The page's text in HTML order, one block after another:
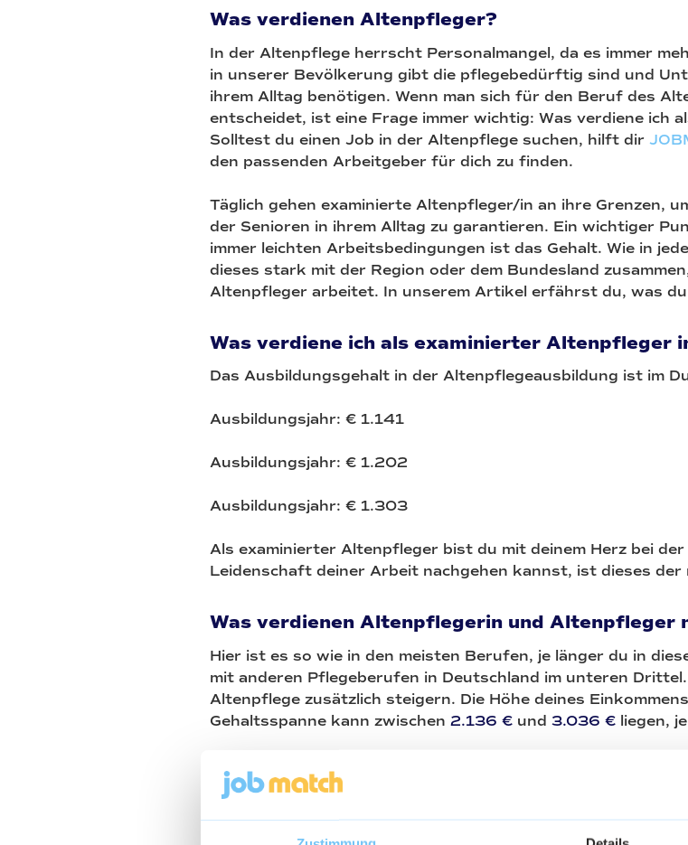
Was verdienen Altenpfleger?
In der Altenpflege herrscht Personalmangel, da es immer
in unserer Bevölkerung gibt die pflegebedürftig sind und
ihrem Alltag benötigen. Wenn man sich für den Beruf des
entscheidet, ist eine Frage immer wichtig: Was verdiene ich
Solltest du einen Job in der Altenpflege suchen, hilft dir
den passenden Arbeitgeber für dich zu finden.
Täglich gehen examinierte Altenpfleger/in an ihre Grenzen,
der Senioren in ihrem Alltag zu garantieren. Ein wichtiger
immer leichten Arbeitsbedingungen ist das Gehalt. Wie in
dieses stark mit der Region oder dem Bundesland
Altenpfleger arbeitet. In unserem Artikel erfährst du, was
Was verdiene ich als examinierter Altenpfleger
Das Ausbildungsgehalt in der Altenpflegeausbildung ist im
Ausbildungsjahr: € 1.141
Ausbildungsjahr: € 1.202
Ausbildungsjahr: € 1.303
Als examinierter Altenpfleger bist du mit deinem Herz bei
Leidenschaft deiner Arbeit nachgehen kannst, ist dieses
Was verdienen Altenpflegerin und Altenpfleger
Hier ist es so wie in den meisten Berufen, je länger du in
mit anderen Pflegeberufen in Deutschland im unteren
Altenpflege zusätzlich steigern. Die Höhe deines
Gehaltsspanne kann zwischen 2.136 € und 3.036 € liegen,